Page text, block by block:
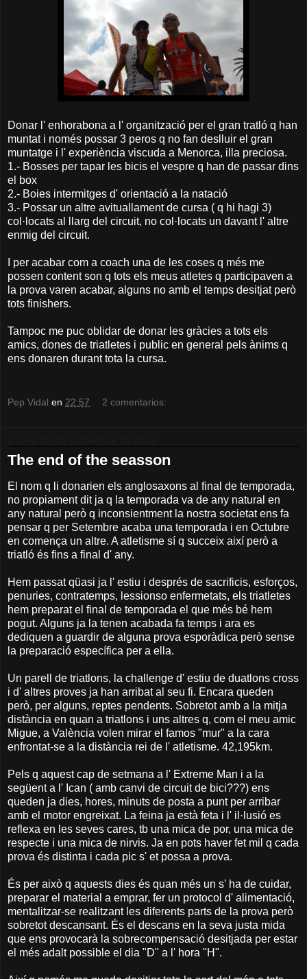
Donar l' enhorabona a l' organització per el gran tratló q han
muntat i només possar 3 peros q no fan deslluir el gran
muntatge i l' experiència viscuda a Menorca, illa preciosa.
1.- Bosses per tapar les bicis el vespre q han de passar dins
el box
2.- Boies intermitges d' orientació a la natació
3.- Possar un altre avituallament de cursa ( q hi hagi 3)
col·locats al llarg del circuit, no col·locats un davant l' altre
enmig del circuit.
I per acabar com a coach una de les coses q més me
possen content son q tots els meus atletes q participaven a
la prova varen acabar, alguns no amb el temps desitjat però
tots finishers.
Tampoc me puc oblidar de donar les gràcies a tots els
amics, dones de triatletes i public en general pels ànims q
ens donaren durant tota la cursa.
Pep Vidal en 22:57 2 comentarios:
The end of the seasson
El nom q li donarien els anglosaxons al final de temporada,
no propiament dit ja q la temporada va de any natural en
any natural però q inconsientment la nostra societat ens fa
pensar q per Setembre acaba una temporada i en Octubre
en comença un altre. A atletisme sí q succeix així però a
triatló és fins a final d' any.
Hem passat qüasi ja l' estiu i després de sacrificis, esforços,
penuries, contratemps, lessionso enfermetats, els triatletes
hem preparat el final de temporada el que més bé hem
pogut. Alguns ja la tenen acabada fa temps i ara es
dediquen a guardir de alguna prova esporàdica però sense
la preparació específica per a ella.
Un parell de triatlons, la challenge d' estiu de duatlons cross
i d' altres proves ja han arribat al seu fi. Encara queden
però, per alguns, reptes pendents. Sobretot amb a la mitja
distància en quan a triatlons i uns altres q, com el meu amic
Migue, a València volen mirar el famos "mur" a la cara
enfrontat-se a la distància rei de l' atletisme. 42,195km.
Pels q aquest cap de setmana a l' Extreme Man i a la
següent a l' Ican ( amb canvi de circuit de bici???) ens
queden ja dies, hores, minuts de posta a punt per arribar
amb el motor engreixat. La feina ja està feta i l' il·lusió es
reflexa en les seves cares, tb una mica de por, una mica de
respecte i una mica de nirvis. Ja en pots haver fet mil q cada
prova és distinta i cada pic s' et possa a prova.
És per això q aquests dies és quan més un s' ha de cuidar,
preparar el material a emprar, fer un protocol d' alimentació,
mentalitzar-se realitzant les diferents parts de la prova però
sobretot descansant. És el descans en la seva justa mida
que ens provocarà la sobrecompensació desitjada per estar
el més adalt possible el dia "D" a l' hora "H".